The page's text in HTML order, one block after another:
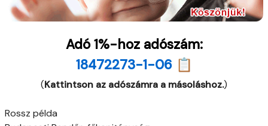
Adó 1%-hoz adószám:
18472273-1-06 📋
(Kattintson az adószámra a másoláshoz.)
Rossz példa